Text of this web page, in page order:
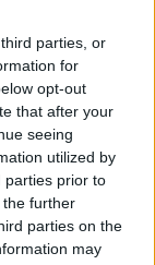
parties, or
for
opt-out
that after your
seeing
utilized by
parties prior to
further
parties on the
may